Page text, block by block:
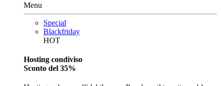
Menu
Special
Blackfriday
HOT
Hosting condiviso
Sconto del 35%